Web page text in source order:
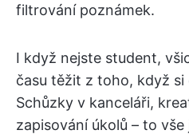
filtrování poznámek.
I když nejste student,
času těžit z toho, když si
Schůzky v kanceláři,
zapisování úkolů – to vše